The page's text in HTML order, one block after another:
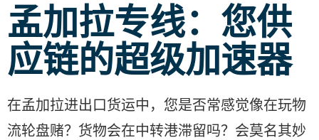
孟加拉专线：您供
应链的超级加速器
在孟加拉进出口货运中，您是否常感觉像在玩物
流轮盘赌？货物会在中转港滞留吗？会莫名其妙